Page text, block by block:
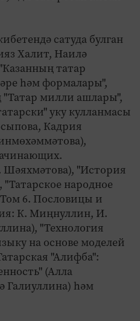
сатуда булган
Халит, Наилә
татар
һәм формалары",
милли ашлары",
уку кулланмасы
Кадрия
"История
народное
Том 6. Пословицы и
К. Миңнуллин, И.
"Технология
на основе моделей
"Алифба":
(Алла
Галиуллина) һәм